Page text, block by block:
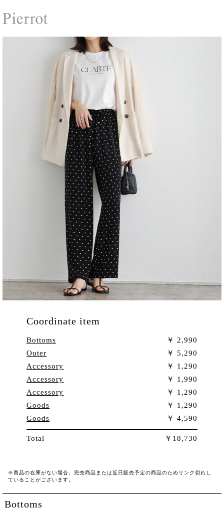
Coordinate item
Bottoms
2,990
Outer
5,290
Accessory
1,290
Accessory
1,990
Accessory
1,290
Goods
1,290
Goods
4,590
Total 18,730
※商品の在庫がない場合、完売商品または近日販売予定の商品のためリンク切れし
ていることがございます。
Bottoms